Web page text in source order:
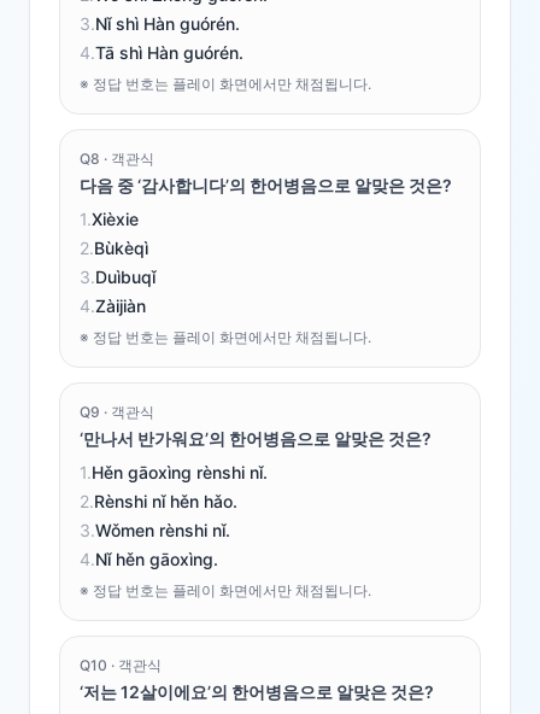
3.Nǐ shì Hàn guórén.
4.Tā shì Hàn guórén.
※ 정답 번호는 플레이 화면에서만 채점됩니다.
Q8 · 객관식
다음 중 ‘감사합니다’의 한어병음으로 알맞은 것은?
1.Xièxie
2.Bùkèqì
3.Duìbuqǐ
4.Zàijiàn
※ 정답 번호는 플레이 화면에서만 채점됩니다.
Q9 · 객관식
‘만나서 반가워요’의 한어병음으로 알맞은 것은?
1.Hěn gāoxìng rènshi nǐ.
2.Rènshi nǐ hěn hǎo.
3.Wǒmen rènshi nǐ.
4.Nǐ hěn gāoxìng.
※ 정답 번호는 플레이 화면에서만 채점됩니다.
Q10 · 객관식
‘저는 12살이에요’의 한어병음으로 알맞은 것은?